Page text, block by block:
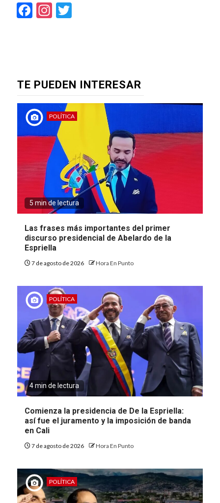
Facebook
Instagram
TE PUEDEN INTERESAR
POLÍTICA
5 min de lectura
Las frases más importantes del primer
discurso presidencial de Abelardo de la
Espriella
7 de agosto de 2026 Hora En Punto
POLÍTICA
4 min de lectura
Comienza la presidencia de De la Espriella:
así fue el juramento y la imposición de banda
en Cali
7 de agosto de 2026 Hora En Punto
POLÍTICA